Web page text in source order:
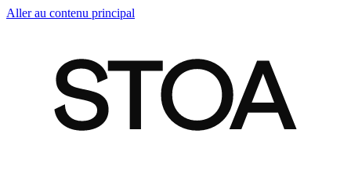
Aller au contenu principal